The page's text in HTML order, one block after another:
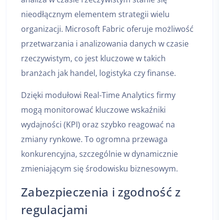
nieodłącznym elementem strategii wielu
organizacji. Microsoft Fabric oferuje możliwość
przetwarzania i analizowania danych w czasie
rzeczywistym, co jest kluczowe w takich
branżach jak handel, logistyka czy finanse.
Dzięki modułowi Real-Time Analytics firmy
mogą monitorować kluczowe wskaźniki
wydajności (KPI) oraz szybko reagować na
zmiany rynkowe. To ogromna przewaga
konkurencyjna, szczególnie w dynamicznie
zmieniającym się środowisku biznesowym.
Zabezpieczenia i zgodność z
regulacjami